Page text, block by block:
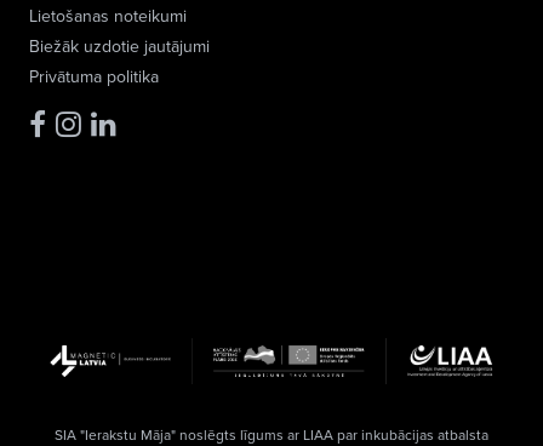
Lietošanas noteikumi
Biežāk uzdotie jautājumi
Privātuma politika
SIA "Ierakstu Māja" noslēgts līgums ar LIAA par inkubācijas atbalsta